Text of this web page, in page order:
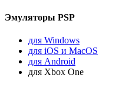
Эмуляторы PSP
для Windows
для iOS и MacOS
для Android
для Xbox One